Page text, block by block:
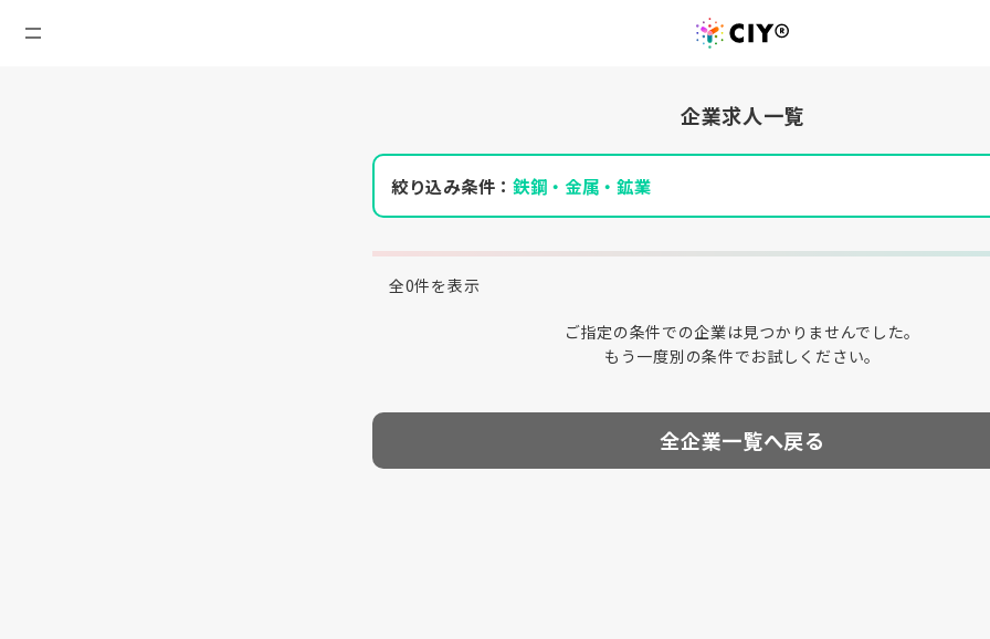
企業求人一覧
絞り込み条件： 鉄鋼・金属・鉱業
全0件を表示
ご指定の条件での企業は見つかりませんでした。
もう一度別の条件でお試しください。
全企業一覧へ戻る